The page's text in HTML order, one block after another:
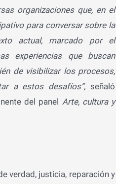
organizaciones que, en el
para conversar sobre la
actual, marcado por el
experiencias que buscan
de visibilizar los procesos,
a estos desafíos”, señaló
del panel Arte, cultura y
verdad, justicia, reparación y